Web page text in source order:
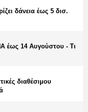
δάνεια έως 5 δισ.
έως 14 Αυγούστου - Τι
διαθέσιμου